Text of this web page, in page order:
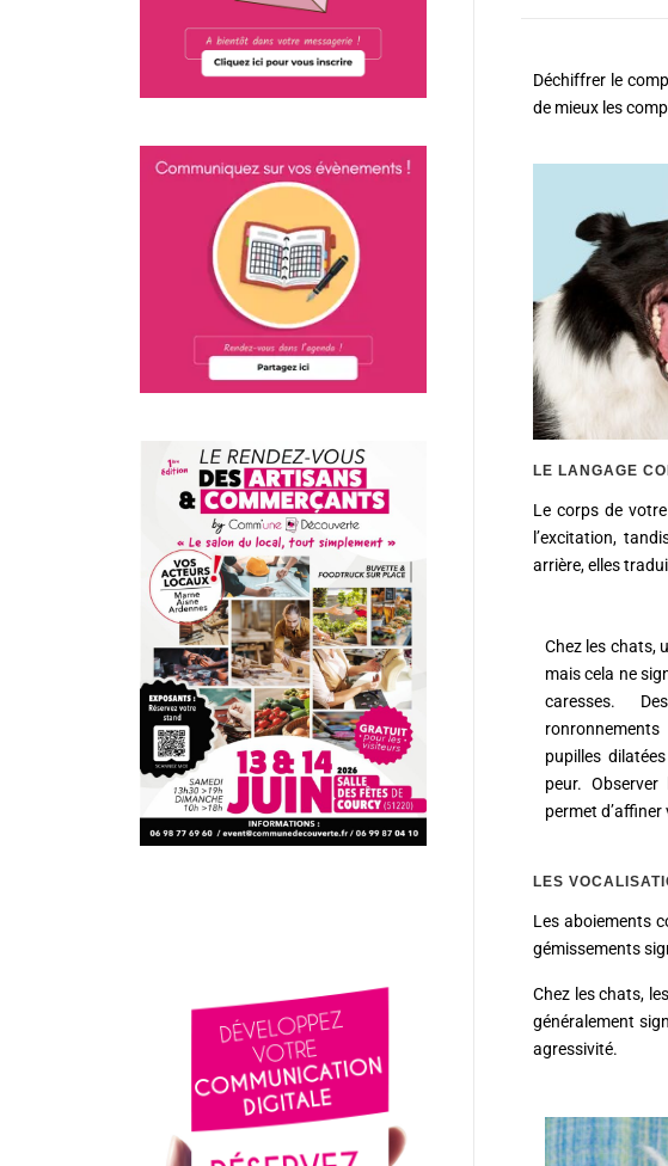
Déchiffrer le
de mieux les
LE LANGAGE
Le corps de
l’excitation,
arrière, elles
Chez les chats,
mais cela ne
caresses.
pupilles
peur.
permet
LES
Les aboiements
gémissements
Chez les chats,
généralement
agressivité.